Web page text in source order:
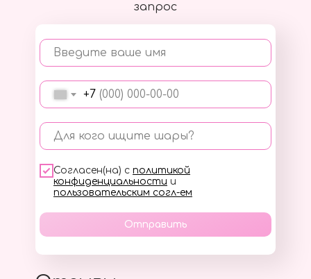
запрос
Введите ваше имя
+7
Для кого ищите шары?
Согласен(на) с политикой
конфиденциальности и
пользовательским согл-ем
Отправить